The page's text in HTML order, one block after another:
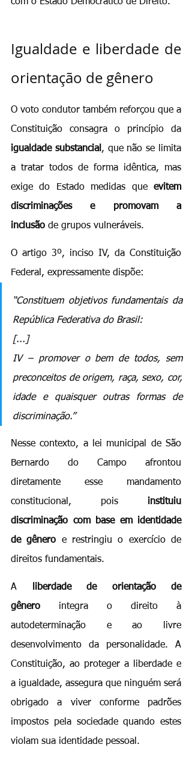
Igualdade e liberdade de
orientação de gênero
O voto condutor também reforçou que a
igualdade substancial , que não se limita
a tratar todos de forma idêntica, mas
exige do Estado medidas que evitem
discriminações e promovam a
inclusão de grupos vulneráveis.
O artigo 3º, inciso IV, da Constituição
Federal, expressamente dispõe:
“Constituem objetivos fundamentais da
República Federativa do Brasil:
[...]
IV – promover o bem de todos, sem
preconceitos de origem, raça, sexo, cor,
idade e quaisquer outras formas de
discriminação.”
Nesse contexto, a lei municipal de São
Bernardo do Campo afrontou
diretamente esse mandamento
constitucional, pois instituiu
discriminação com base em identidade
de gênero e restringiu o exercício de
direitos fundamentais.
A
liberdade de orientação de
gênero integra o direito à
autodeterminação e ao livre
desenvolvimento da personalidade. A
Constituição, ao proteger a liberdade e
a igualdade, assegura que ninguém será
obrigado a viver conforme padrões
impostos pela sociedade quando estes
violam sua identidade pessoal.